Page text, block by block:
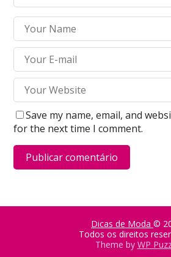
Save my name, email, and
for the next time I comment.
Dicas de Moda ©
Todos os direitos
Theme by WP